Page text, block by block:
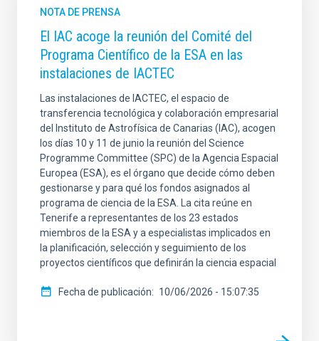
NOTA DE PRENSA
El IAC acoge la reunión del Comité del
Programa Científico de la ESA en las
instalaciones de IACTEC
Las instalaciones de IACTEC, el espacio de
transferencia tecnológica y colaboración empresarial
del Instituto de Astrofísica de Canarias (IAC), acogen
los días 10 y 11 de junio la reunión del Science
Programme Committee (SPC) de la Agencia Espacial
Europea (ESA), es el órgano que decide cómo deben
gestionarse y para qué los fondos asignados al
programa de ciencia de la ESA. La cita reúne en
Tenerife a representantes de los 23 estados
miembros de la ESA y a especialistas implicados en
la planificación, selección y seguimiento de los
proyectos científicos que definirán la ciencia espacial
Fecha de publicación 10/06/2026 - 15:07:35